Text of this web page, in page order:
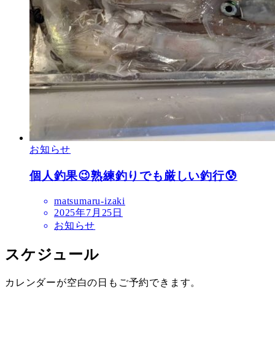
お知らせ
個人釣果😉熟練釣りでも厳しい釣行😰
matsumaru-izaki
2025年7月25日
お知らせ
スケジュール
カレンダーが空白の日もご予約できます。